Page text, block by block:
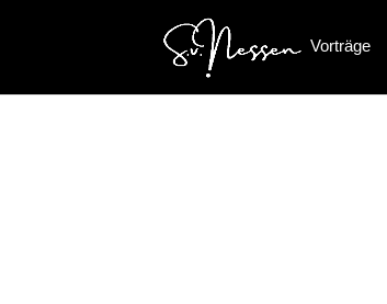
Vorträge